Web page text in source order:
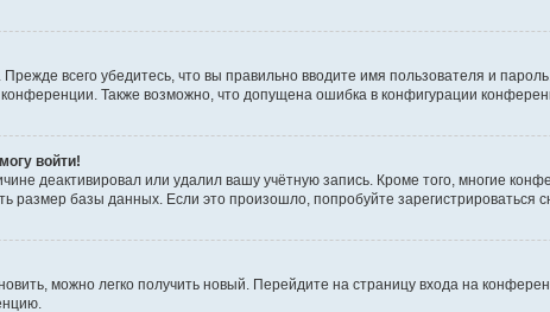
всего убедитесь, что вы правильно вводите имя пользователя и
Также возможно, что допущена ошибка в конфигурации
войти!
деактивировал или удалил вашу учётную запись. Кроме того, многие
базы данных. Если это произошло, попробуйте зарегистрироваться
можно легко получить новый. Перейдите на страницу входа на